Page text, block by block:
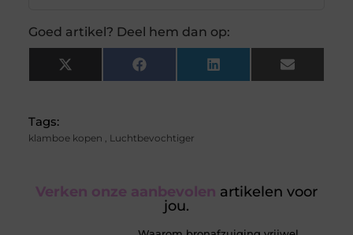
Goed artikel? Deel hem dan op:
X
(Twitter)
Facebook LinkedIn Email
Tags:
klamboe kopen , Luchtbevochtiger
Verken onze aanbevolen artikelen voor
jou.